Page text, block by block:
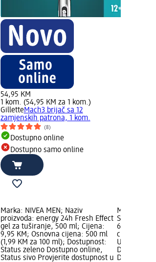
54,95 KM
1 kom. (54,95 KM za 1 kom.)
GilletteMach3 brijač sa 12
zamjenskih patrona, 1 kom.
(8)
Dostupno online
Dostupno samo online
Marka: NIVEA MEN; Naziv
proizvoda: energy 24h Fresh Effect
gel za tuširanje, 500 ml; Cijena:
9,95 KM; Osnovna cijena: 500 ml
(1,99 KM za 100 ml); Dostupnost:
Status zeleno Dostupno online,
Status sivo Provjerite dostupnost u
Marka:
Sredstvo
60 g;
cijena: 60 g
Dostupno